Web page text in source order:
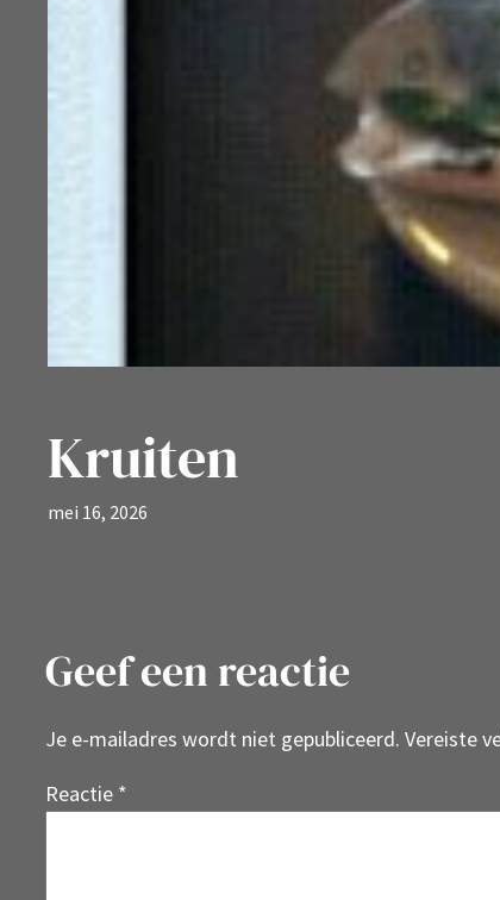
Kruiten
mei 16, 2026
Geef een reactie
Je e-mailadres wordt niet gepubliceerd. Vereiste
Reactie *